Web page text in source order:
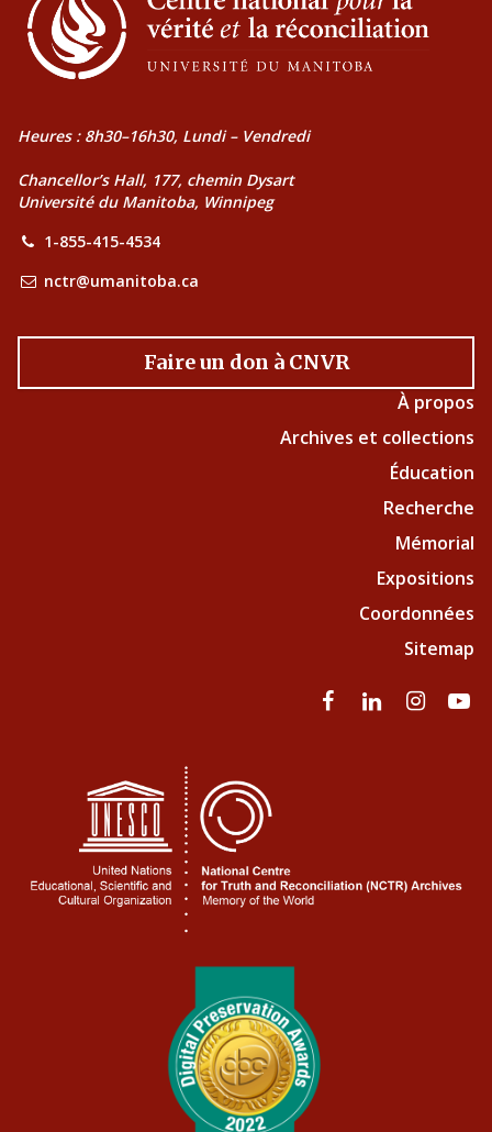
Heures : 8h30–16h30, Lundi – Vendredi
Chancellor’s Hall, 177, chemin Dysart
Université du Manitoba, Winnipeg
1-855-415-4534
nctr@umanitoba.ca
Faire un don à CNVR
À propos
Archives et collections
Éducation
Recherche
Mémorial
Expositions
Coordonnées
Sitemap